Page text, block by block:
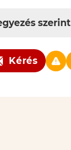
szerint
Kérés